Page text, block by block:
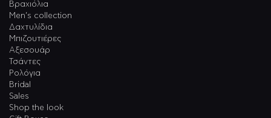
Βραχιόλια
Men’s collection
Δαχτυλίδια
Μπιζουτιέρες
Αξεσουάρ
Τσάντες
Ρολόγια
Bridal
Sales
Shop the look